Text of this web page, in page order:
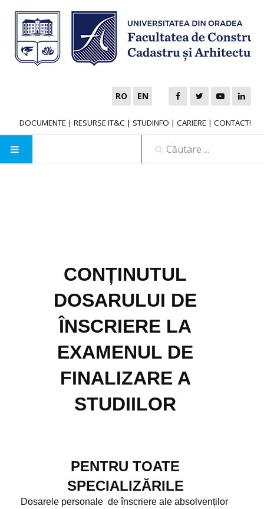
RO EN
DOCUMENTE | RESURSE IT&C | STUDINFO | CARIERE | CONTACT!
Centru de conectivitate cu tehnologiile digitale (CCTD)
Mai multe despre proiect FDI
Proiect ROSE
Proiect PrimStudAEU
Ediția 2024
CONȚINUTUL
DOSARULUI DE
ÎNSCRIERE LA
EXAMENUL DE
FINALIZARE A
STUDIILOR
PENTRU TOATE
SPECIALIZĂRILE
Dosarele personale de înscriere ale absolvenților